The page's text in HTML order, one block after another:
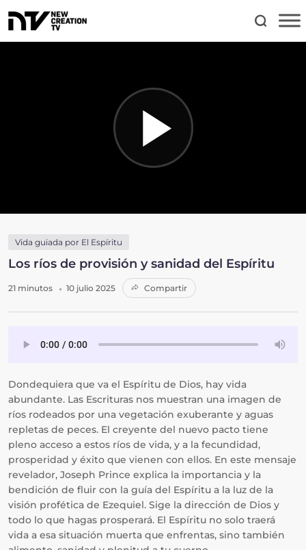
Vida guiada por El Espíritu
Los ríos de provisión y sanidad del Espíritu
21 minutos 10 julio 2025 Compartir
Dondequiera que va el Espíritu de Dios, hay vida
abundante. Las Escrituras nos muestran una imagen de
ríos rodeados por una vegetación exuberante y aguas
repletas de peces. El creyente del nuevo pacto tiene
pleno acceso a estos ríos de vida, y a la fecundidad,
prosperidad y éxito que vienen con ellos. En este mensaje
revelador, Joseph Prince explica la importancia y la
bendición de fluir con la guía del Espíritu a la luz de la
visión profética de Ezequiel. Sige la dirección de Dios y
todo lo que hagas prosperará. El Espíritu no solo traerá
vida a esa situación muerta que enfrentas, sino también